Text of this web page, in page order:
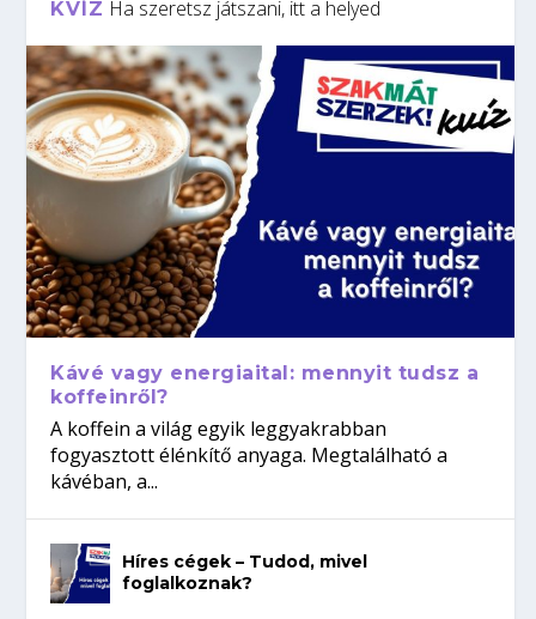
KVÍZ Ha szeretsz játszani, itt a helyed
Kávé vagy energiaital: mennyit tudsz a
koffeinről?
A koffein a világ egyik leggyakrabban
fogyasztott élénkítő anyaga. Megtalálható a
kávéban, a...
Híres cégek – Tudod, mivel
foglalkoznak?